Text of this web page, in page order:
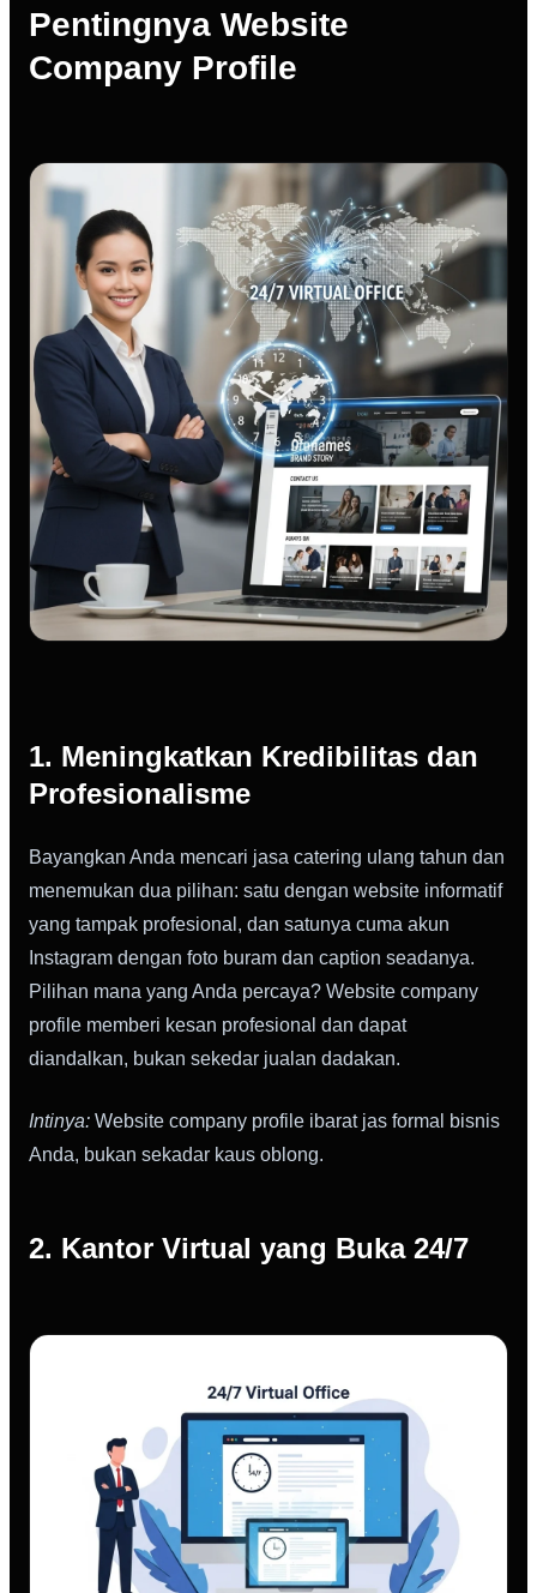
Pentingnya Website
Company Profile
1. Meningkatkan Kredibilitas dan
Profesionalisme
Bayangkan Anda mencari jasa catering ulang tahun dan
menemukan dua pilihan: satu dengan website informatif
yang tampak profesional, dan satunya cuma akun
Instagram dengan foto buram dan caption seadanya.
Pilihan mana yang Anda percaya? Website company
profile memberi kesan profesional dan dapat
diandalkan, bukan sekedar jualan dadakan.
Intinya: Website company profile ibarat jas formal bisnis
Anda, bukan sekadar kaus oblong.
2. Kantor Virtual yang Buka 24/7